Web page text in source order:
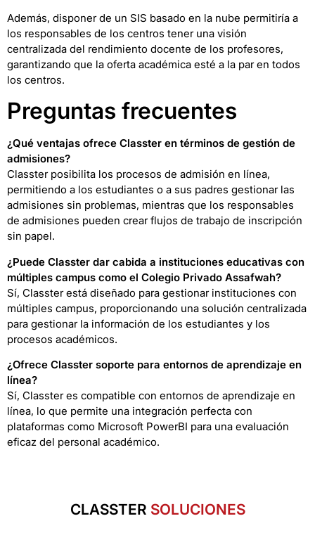
Además, disponer de un SIS basado en la nube permitiría a
los responsables de los centros tener una visión
centralizada del rendimiento docente de los profesores,
garantizando que la oferta académica esté a la par en todos
los centros.
Preguntas frecuentes
¿Qué ventajas ofrece Classter en términos de gestión de
admisiones?
Classter posibilita los procesos de admisión en línea,
permitiendo a los estudiantes o a sus padres gestionar las
admisiones sin problemas, mientras que los responsables
de admisiones pueden crear flujos de trabajo de inscripción
sin papel.
¿Puede Classter dar cabida a instituciones educativas con
múltiples campus como el Colegio Privado Assafwah?
Sí, Classter está diseñado para gestionar instituciones con
múltiples campus, proporcionando una solución centralizada
para gestionar la información de los estudiantes y los
procesos académicos.
¿Ofrece Classter soporte para entornos de aprendizaje en
línea?
Sí, Classter es compatible con entornos de aprendizaje en
línea, lo que permite una integración perfecta con
plataformas como Microsoft PowerBI para una evaluación
eficaz del personal académico.
CLASSTER SOLUCIONES